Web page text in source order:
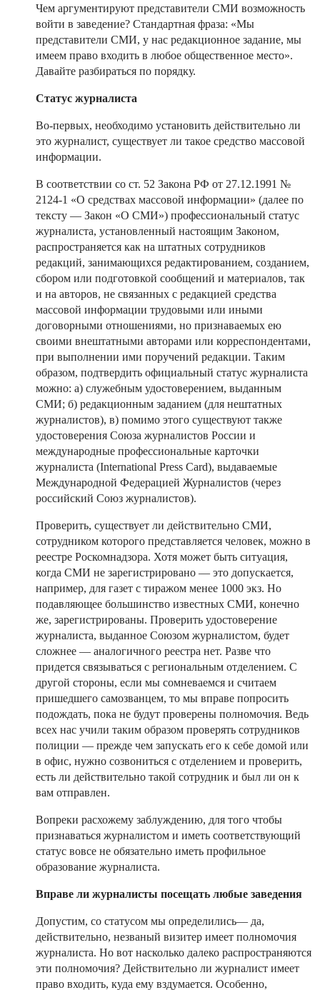
Чем аргументируют представители СМИ возможность
войти в заведение? Стандартная фраза: «Мы
представители СМИ, у нас редакционное задание, мы
имеем право входить в любое общественное место».
Давайте разбираться по порядку.
Статус журналиста
Во-первых, необходимо установить действительно ли
это журналист, существует ли такое средство массовой
информации.
В соответствии со ст. 52 Закона РФ от 27.12.1991 №
2124-1 «О средствах массовой информации» (далее по
тексту — Закон «О СМИ») профессиональный статус
журналиста, установленный настоящим Законом,
распространяется как на штатных сотрудников
редакций, занимающихся редактированием, созданием,
сбором или подготовкой сообщений и материалов, так
и на авторов, не связанных с редакцией средства
массовой информации трудовыми или иными
договорными отношениями, но признаваемых ею
своими внештатными авторами или корреспондентами,
при выполнении ими поручений редакции. Таким
образом, подтвердить официальный статус журналиста
можно: а) служебным удостоверением, выданным
СМИ; б) редакционным заданием (для нештатных
журналистов), в) помимо этого существуют также
удостоверения Союза журналистов России и
международные профессиональные карточки
журналиста (International Press Card), выдаваемые
Международной Федерацией Журналистов (через
российский Союз журналистов).
Проверить, существует ли действительно СМИ,
сотрудником которого представляется человек, можно в
реестре Роскомнадзора. Хотя может быть ситуация,
когда СМИ не зарегистрировано — это допускается,
например, для газет с тиражом менее 1000 экз. Но
подавляющее большинство известных СМИ, конечно
же, зарегистрированы. Проверить удостоверение
журналиста, выданное Союзом журналистом, будет
сложнее — аналогичного реестра нет. Разве что
придется связываться с региональным отделением. С
другой стороны, если мы сомневаемся и считаем
пришедшего самозванцем, то мы вправе попросить
подождать, пока не будут проверены полномочия. Ведь
всех нас учили таким образом проверять сотрудников
полиции — прежде чем запускать его к себе домой или
в офис, нужно созвониться с отделением и проверить,
есть ли действительно такой сотрудник и был ли он к
вам отправлен.
Вопреки расхожему заблуждению, для того чтобы
признаваться журналистом и иметь соответствующий
статус вовсе не обязательно иметь профильное
образование журналиста.
Вправе ли журналисты посещать любые заведения
Допустим, со статусом мы определились— да,
действительно, незваный визитер имеет полномочия
журналиста. Но вот насколько далеко распространяются
эти полномочия? Действительно ли журналист имеет
право входить, куда ему вздумается. Особенно,